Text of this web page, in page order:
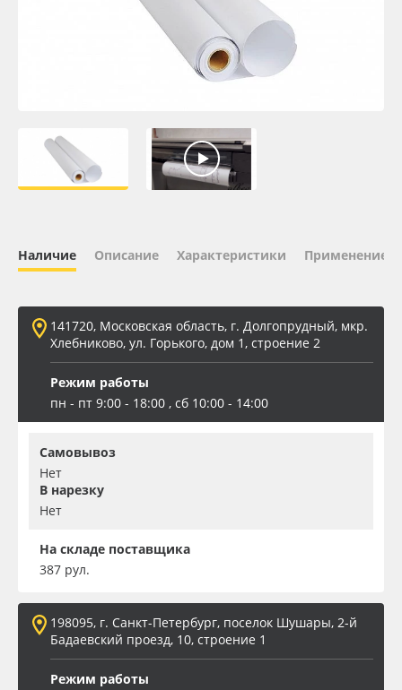
ПЭТ листовой
Вспененный ПВХ
Баннер
Заготовки для сувениров
Наличие Описание Характеристики Применение
141720, Московская область, г. Долгопрудный, мкр.
Хлебниково, ул. Горького, дом 1, строение 2
Режим работы
пн - пт 9:00 - 18:00 , сб 10:00 - 14:00
Самовывоз
Нет
В нарезку
Нет
На складе поставщика
387 рул.
198095, г. Санкт-Петербург, поселок Шушары, 2-й
Бадаевский проезд, 10, строение 1
Режим работы